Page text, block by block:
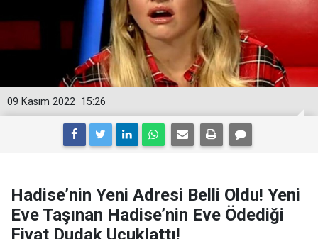
15:26
09 Kasım 2022
Hadise’nin Yeni Adresi Belli Oldu! Yeni
Eve Taşınan Hadise’nin Eve Ödediği
Fiyat Dudak Uçuklattı!